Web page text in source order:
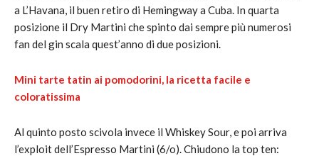
a L’Havana, il buen retiro di Hemingway a Cuba. In quarta
posizione il Dry Martini che spinto dai sempre più numerosi
fan del gin scala quest’anno di due posizioni.
Mini tarte tatin ai pomodorini, la ricetta facile e
coloratissima
Al quinto posto scivola invece il Whiskey Sour, e poi arriva
l’exploit dell’Espresso Martini (6/o). Chiudono la top ten: